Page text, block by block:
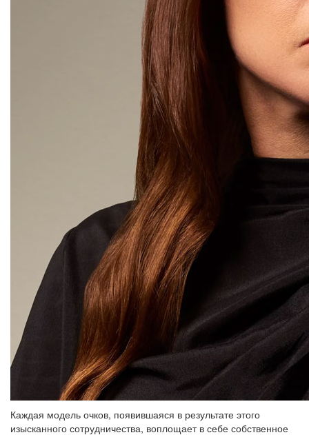
Каждая модель очков, появившаяся в результате этого
изысканного сотрудничества, воплощает в себе собственное